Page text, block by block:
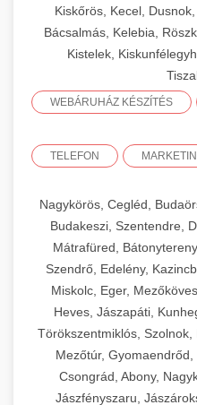
Kiskőrös, Kecel,
Bácsalmás, Kelebia,
Kistelek,
WEBÁRUHÁZ KÉSZÍTÉS
TELEFON
Nagykörös, Cegléd,
Budakeszi, Szentendre,
Mátrafüred,
Szendrő, Edelény,
Miskolc, Eger,
Heves, Jászapáti,
Törökszentmiklós, Szolnok,
Mezőtúr, Gyomaendrőd,
Csongrád, Abony,
Jászfényszaru,